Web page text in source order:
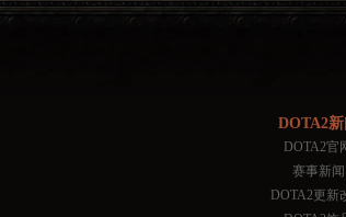
DOTA2新
DOTA2官
赛事新闻
DOTA2更新